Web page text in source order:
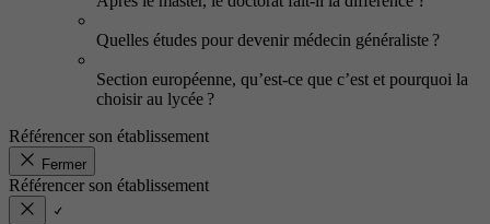
Quelles études pour devenir médecin généraliste ?
Section européenne, qu’est-ce que c’est et pourquoi la
choisir au lycée ?
Référencer son établissement
Fermer
Référencer son établissement